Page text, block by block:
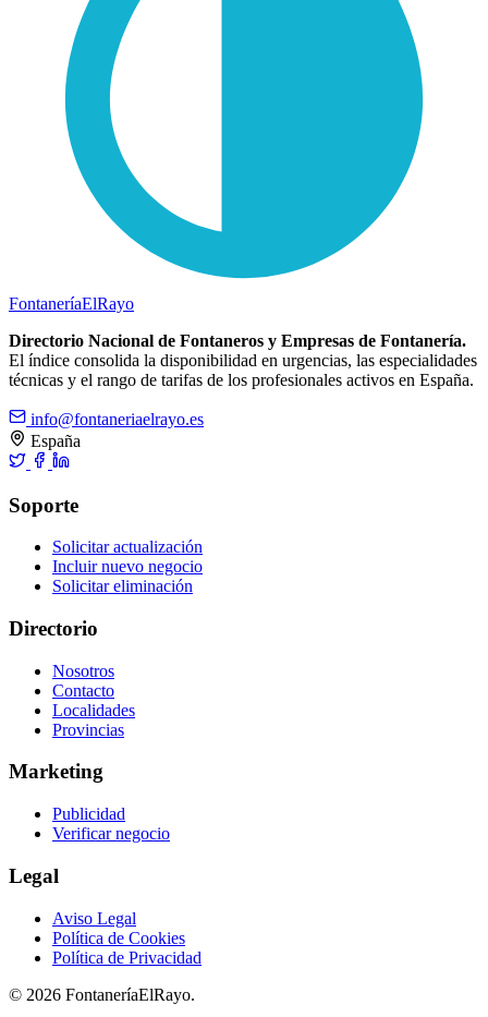
FontaneríaElRayo
Directorio Nacional de Fontaneros y Empresas de Fontanería.
El índice consolida la disponibilidad en urgencias, las especialidades
técnicas y el rango de tarifas de los profesionales activos en España.
info@fontaneriaelrayo.es
España
Soporte
Solicitar actualización
Incluir nuevo negocio
Solicitar eliminación
Directorio
Nosotros
Contacto
Localidades
Provincias
Marketing
Publicidad
Verificar negocio
Legal
Aviso Legal
Política de Cookies
Política de Privacidad
© 2026 FontaneríaElRayo.